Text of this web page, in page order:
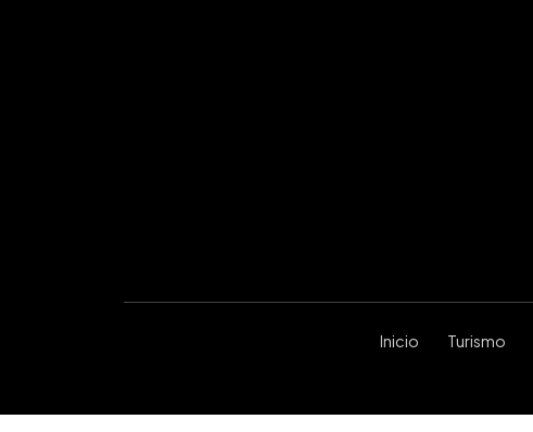
Inicio Turismo